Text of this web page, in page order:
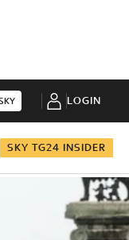
LOGIN
SKY TG24 INSIDER